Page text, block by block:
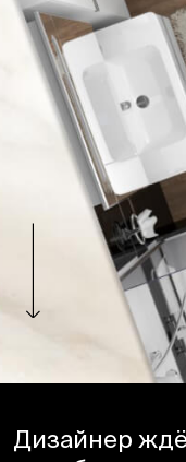
Дизайнер